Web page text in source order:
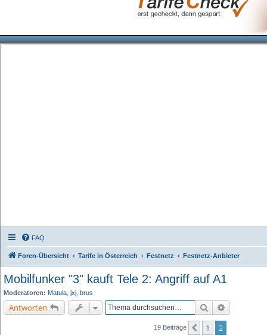
FAQ
Foren-Übersicht Tarife in Österreich Festnetz Festnetz-Anbieter
Mobilfunker "3" kauft Tele 2: Angriff auf A1
Moderatoren: Matula jxj brus
Antworten Suche
19 Beiträge Vorherige
1 2